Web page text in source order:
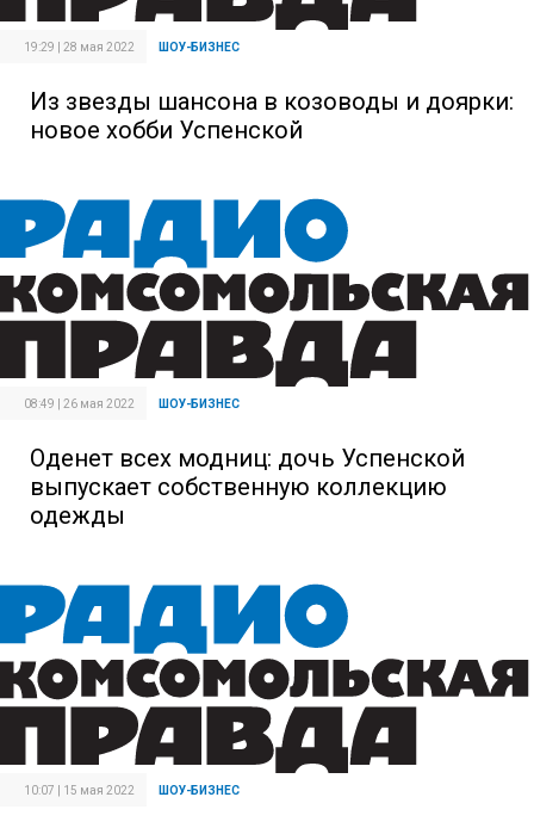
19:29 | 28 мая 2022 ШОУ-БИЗНЕС
Из звезды шансона в козоводы и доярки:
новое хобби Успенской
08:49 | 26 мая 2022 ШОУ-БИЗНЕС
Оденет всех модниц: дочь Успенской
выпускает собственную коллекцию
одежды
10:07 | 15 мая 2022 ШОУ-БИЗНЕС